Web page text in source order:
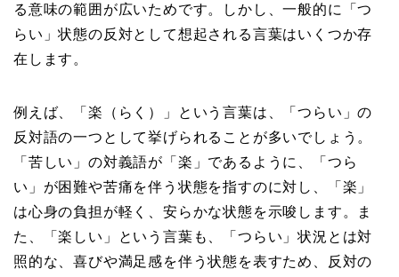
る意味の範囲が広いためです。しかし、一般的に「つ
らい」状態の反対として想起される言葉はいくつか存
在します。
例えば、「楽（らく）」という言葉は、「つらい」の
反対語の一つとして挙げられることが多いでしょう。
「苦しい」の対義語が「楽」であるように、「つら
い」が困難や苦痛を伴う状態を指すのに対し、「楽」
は心身の負担が軽く、安らかな状態を示唆します。ま
た、「楽しい」という言葉も、「つらい」状況とは対
照的な、喜びや満足感を伴う状態を表すため、反対の